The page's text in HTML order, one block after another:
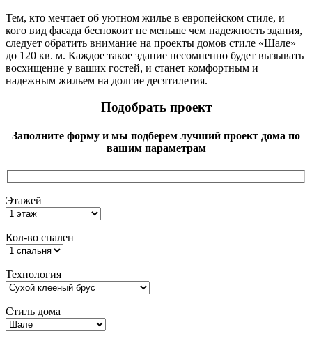
Тем, кто мечтает об уютном жилье в европейском стиле, и
кого вид фасада беспокоит не меньше чем надежность здания,
следует обратить внимание на проекты домов стиле «Шале»
до 120 кв. м. Каждое такое здание несомненно будет вызывать
восхищение у ваших гостей, и станет комфортным и
надежным жильем на долгие десятилетия.
Подобрать проект
Заполните форму и мы подберем лучший проект дома по
вашим параметрам
Этажей
Кол-во спален
Технология
Стиль дома